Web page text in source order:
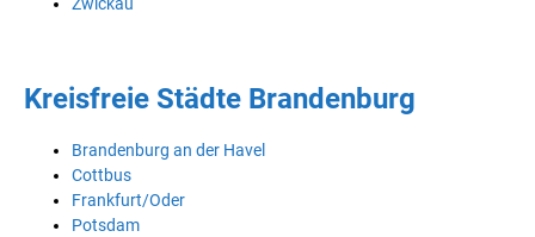
Zwickau
Kreisfreie Städte Brandenburg
Brandenburg an der Havel
Cottbus
Frankfurt/Oder
Potsdam